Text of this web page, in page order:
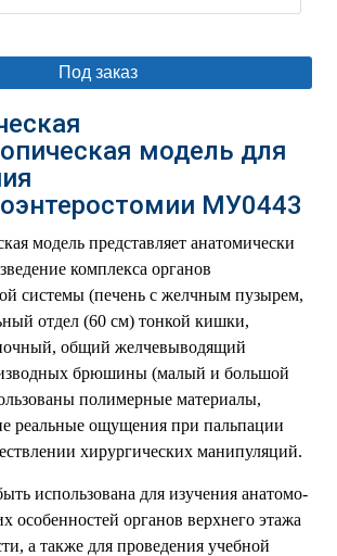
Под заказ
модель для
МУ0443
модель представляет анатомически
комплекса органов
системы (печень с желчным пузырем,
отдел (60 см) тонкой кишки,
общий желчевыводящий
брюшины (малый и большой
полимерные материалы,
реальные ощущения при пальпации
хирургических манипуляций.
использована для изучения анатомо-
особенностей органов верхнего этажа
а также для проведения учебной